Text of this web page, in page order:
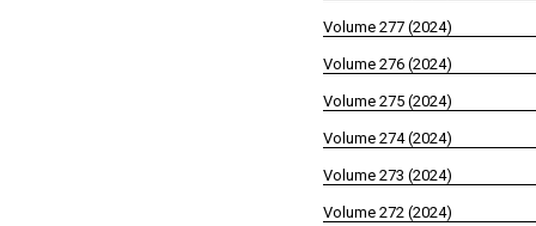
Volume 277 (2024)
Volume 276 (2024)
Volume 275 (2024)
Volume 274 (2024)
Volume 273 (2024)
Volume 272 (2024)